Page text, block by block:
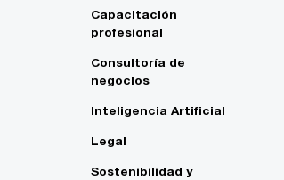
Capacitación
profesional
Consultoría de
negocios
Inteligencia Artificial
Legal
Sostenibilidad y